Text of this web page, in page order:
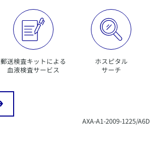
郵送検査キットによる
血液検査サービス
ホスピタル
サーチ
AXA-A1-2009-1225/A6D